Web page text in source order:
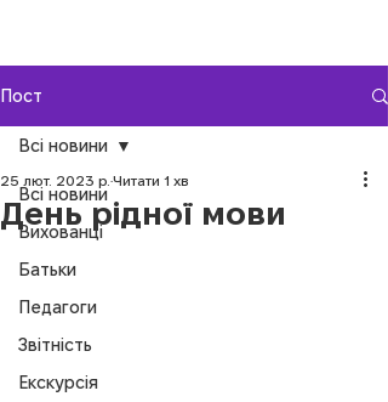
Пост
Всі новини
Вихованці
Батьки
Педагоги
Звітність
Екскурсія
Всі новини
День рідної мови
25 лют. 2023 р. Читати 1 хв